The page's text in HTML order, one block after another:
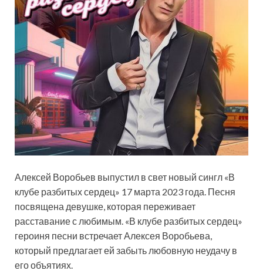
Алексей Воробьев выпустил в свет новый сингл «В
клубе разбитых сердец» 17 марта 2023 года. Песня
посвящена девушке, которая переживает
расставание с любимым. «В клубе разбитых сердец»
героиня песни встречает Алексея Воробьева,
который предлагает ей забыть любовную неудачу в
его объятиях.